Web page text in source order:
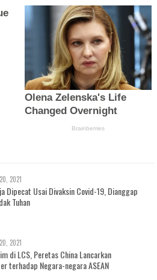
2021
Dipecat Usai Divaksin Covid-19, Dianggap
Tuhan
2021
di LCS, Peretas China Lancarkan
terhadap Negara-negara ASEAN